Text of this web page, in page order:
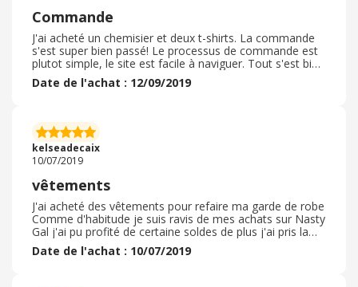
Commande
J'ai acheté un chemisier et deux t-shirts. La commande
s'est super bien passé! Le processus de commande est
plutot simple, le site est facile à naviguer. Tout s'est bien
déroulé dans l'ensemble. J'ai procédé à l'achat sans créer
de compte donc très rapidement, en tant qu' 'invité'. J'ai
efficace! J'ai eu recours à un code promo pour avoir une
réduction de 5 euro et il y a également des soldes sur le
site.
Date de l'achat : 12/09/2019
kelseadecaix
10/07/2019
vêtements
J'ai acheté des vêtements pour refaire ma garde de robe
Comme d'habitude je suis ravis de mes achats sur Nasty
Gal j'ai pu profité de certaine soldes de plus j'ai pris la
livraison en standard qui est offerte pour plus de 50
euros d'achats ce qui est super pratique, Apres pour
Date de l'achat : 10/07/2019